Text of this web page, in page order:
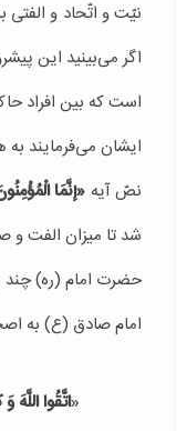
نیّت و اتّحاد و
اگر می‌بینید این
است که بین افراد
ایشان می‌فرمایند
نصّ آیه «إنَّمَا
شد تا میزان الفت
حضرت امام (ره) چند
امام صادق (ع) به
«اتَّقُوا اللَّهَ